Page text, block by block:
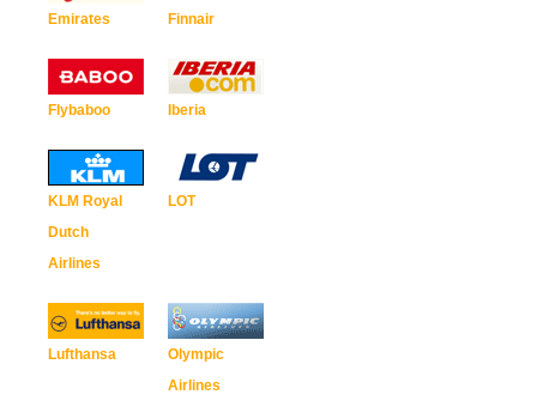
Emirates Finnair
Flybaboo Iberia
KLM Royal
Dutch
Airlines
LOT
Lufthansa
Olympic
Airlines